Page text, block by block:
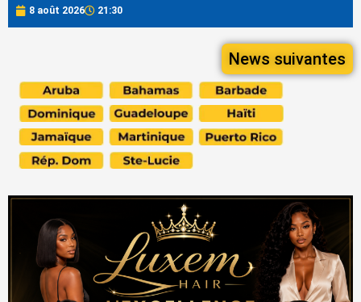
8 août 2026 21:30
News suivantes